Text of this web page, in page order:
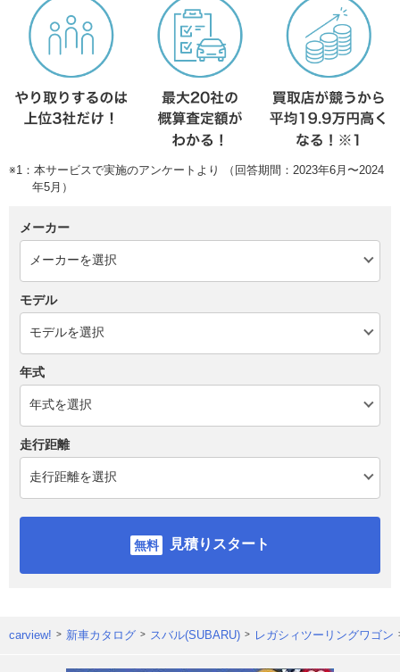
※1：本サービスで実施のアンケートより （回答期間：2023年6月〜2024
年5月）
メーカー
モデル
年式
走行距離
見積りスタート
carview! 新車カタログ スバル(SUBARU) レガシィツーリングワゴン